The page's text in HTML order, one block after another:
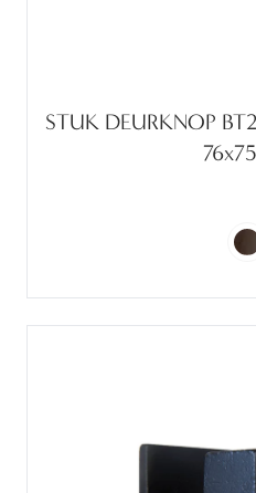
STUK DEURKNOP